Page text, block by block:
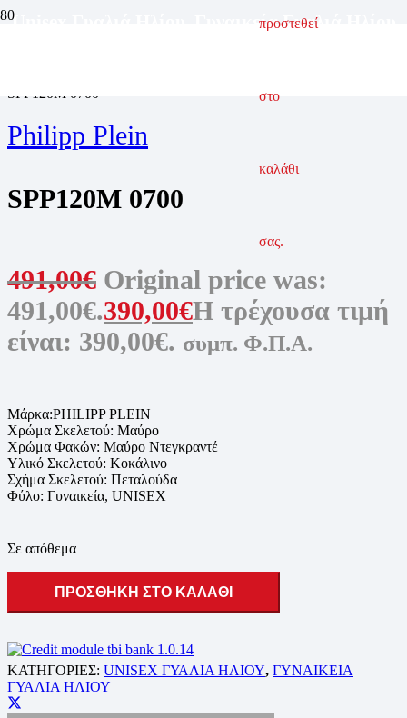
προστεθεί
στο
καλάθι
σας.
Unisex Γυαλιά Ηλίου Γυναικεία Γυαλιά Ηλίου
SPP120M 0700
Philipp Plein
SPP120M 0700
491,00€ Original price was:
491,00€.390,00€Η τρέχουσα τιμή
είναι: 390,00€. συμπ. Φ.Π.Α.
Μάρκα:PHILIPP PLEIN
Χρώμα Σκελετού: Μαύρο
Χρώμα Φακών: Μαύρο Ντεγκραντέ
Υλικό Σκελετού: Κοκάλινο
Σχήμα Σκελετού: Πεταλούδα
Φύλο: Γυναικεία, UNISEX
Σε απόθεμα
ΠΡΟΣΘΗΚΗ ΣΤΟ ΚΑΛΑΘΙ
ΚΑΤΗΓΟΡΙΕΣ: UNISEX ΓΥΑΛΙΑ ΗΛΙΟΥ, ΓΥΝΑΙΚΕΙΑ
ΓΥΑΛΙΑ ΗΛΙΟΥ